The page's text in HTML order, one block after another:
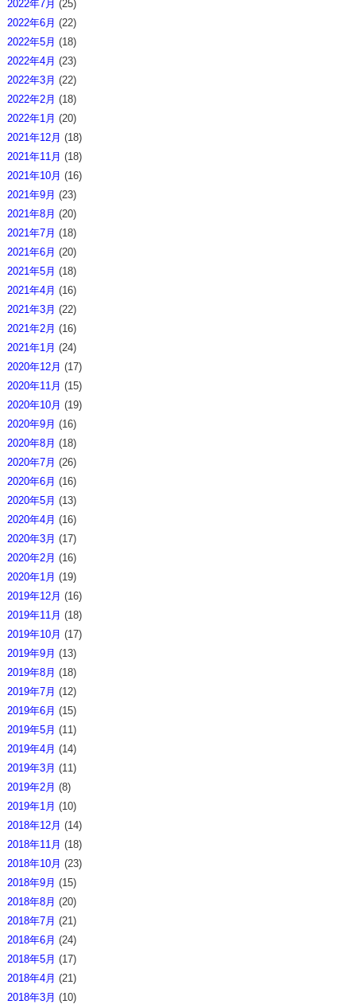
2022年7月 (25)
2022年6月 (22)
2022年5月 (18)
2022年4月 (23)
2022年3月 (22)
2022年2月 (18)
2022年1月 (20)
2021年12月 (18)
2021年11月 (18)
2021年10月 (16)
2021年9月 (23)
2021年8月 (20)
2021年7月 (18)
2021年6月 (20)
2021年5月 (18)
2021年4月 (16)
2021年3月 (22)
2021年2月 (16)
2021年1月 (24)
2020年12月 (17)
2020年11月 (15)
2020年10月 (19)
2020年9月 (16)
2020年8月 (18)
2020年7月 (26)
2020年6月 (16)
2020年5月 (13)
2020年4月 (16)
2020年3月 (17)
2020年2月 (16)
2020年1月 (19)
2019年12月 (16)
2019年11月 (18)
2019年10月 (17)
2019年9月 (13)
2019年8月 (18)
2019年7月 (12)
2019年6月 (15)
2019年5月 (11)
2019年4月 (14)
2019年3月 (11)
2019年2月 (8)
2019年1月 (10)
2018年12月 (14)
2018年11月 (18)
2018年10月 (23)
2018年9月 (15)
2018年8月 (20)
2018年7月 (21)
2018年6月 (24)
2018年5月 (17)
2018年4月 (21)
2018年3月 (10)